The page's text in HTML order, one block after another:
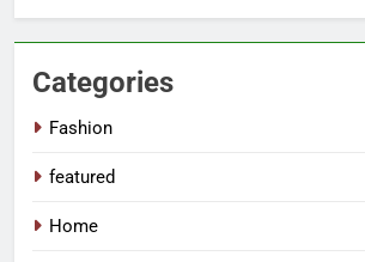
Categories
Fashion
featured
Home